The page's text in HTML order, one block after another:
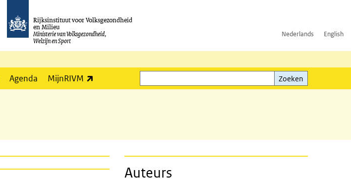
Rijksinstituut voor Volksgezondheid
en Milieu
Ministerie van Volksgezondheid,
Welzijn en Sport
Nederlands English
Agenda MijnRIVM
Zoeken
Zoeken
Auteurs